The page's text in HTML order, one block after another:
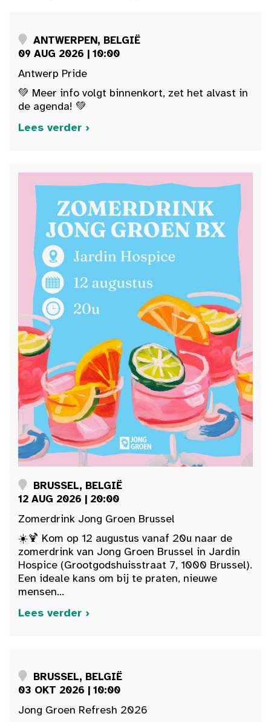
ANTWERPEN, BELGIË
09 AUG 2026 | 10:00
Antwerp Pride
💚 Meer info volgt binnenkort, zet het alvast in
de agenda! 💚
Lees verder ›
BRUSSEL, BELGIË
12 AUG 2026 | 20:00
Zomerdrink Jong Groen Brussel
☀️🍹 Kom op 12 augustus vanaf 20u naar de
zomerdrink van Jong Groen Brussel in Jardin
Hospice (Grootgodshuisstraat 7, 1000 Brussel).
Een ideale kans om bij te praten, nieuwe
mensen...
Lees verder ›
BRUSSEL, BELGIË
03 OKT 2026 | 10:00
Jong Groen Refresh 2026